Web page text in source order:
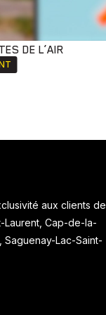
DE L’AIR
aux clients de
Laurent, Cap-de-la-
Saguenay-Lac-Saint-